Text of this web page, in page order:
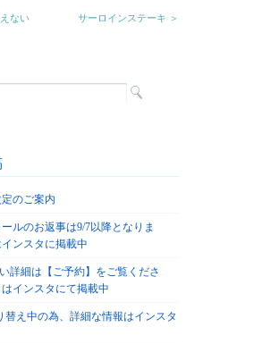
ない サーロインステーキ ＞
のご案内
ルのお返事は9/7以降となりま
ンスタに掲載中
詳細は【ご予約】をご覧くださ
ンスタにて掲載中
替え中の為、詳細な情報はインスタ